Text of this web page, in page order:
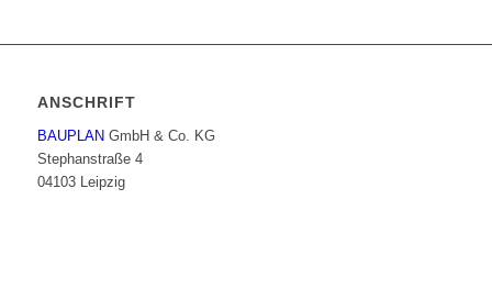
ANSCHRIFT
BAUPLANGmbH & Co. KG
Stephanstraße 4
04103 Leipzig